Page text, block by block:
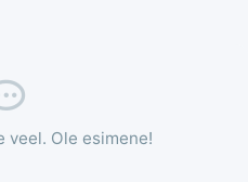
veel. Ole esimene!